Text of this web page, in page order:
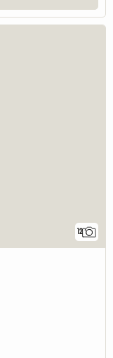
12